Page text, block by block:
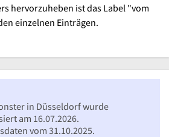
hervorzuheben ist das Label "vom
einzelnen Einträgen.
in Düsseldorf wurde
am 16.07.2026.
vom 31.10.2025.